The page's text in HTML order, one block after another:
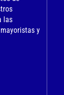
las
y